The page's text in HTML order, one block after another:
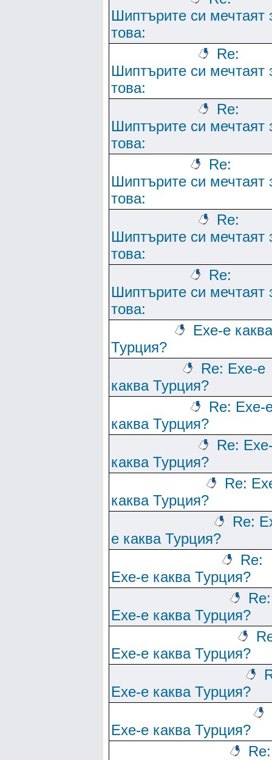
Шиптърите си мечтаят
това:
Re:
Шиптърите си мечтаят
това:
Re:
Шиптърите си мечтаят
това:
Re:
Шиптърите си мечтаят
това:
Re:
Шиптърите си мечтаят
това:
Re:
Шиптърите си мечтаят
това:
Ехе-е каква
Турция?
Re: Ехе-е
каква Турция?
Re: Ехе-
каква Турция?
Re:
каква Турция?
Re:
каква Турция?
Re:
е каква Турция?
Re:
Ехе-е каква Турция?
Re:
Ехе-е каква Турция?
Ехе-е каква Турция?
Ехе-е каква Турция?
Ехе-е каква Турция?
Re: